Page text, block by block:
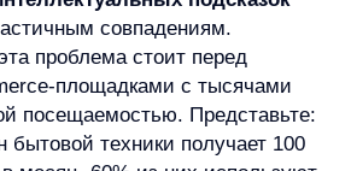
переформулируют запрос,
— они уходят,
на:
— поисковые системы видят
отказов и понижают рейтинг